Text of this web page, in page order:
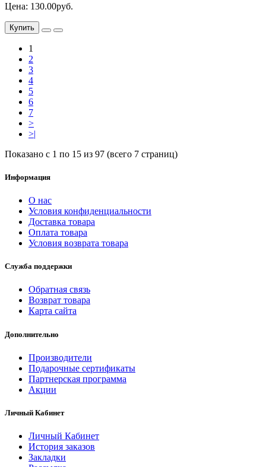
Цена: 130.00руб.
Купить
1
2
3
4
5
6
7
>
>|
Показано с 1 по 15 из 97 (всего 7 страниц)
Информация
О нас
Условия конфиденциальности
Доставка товара
Оплата товара
Условия возврата товара
Служба поддержки
Обратная связь
Возврат товара
Карта сайта
Дополнительно
Производители
Подарочные сертификаты
Партнерская программа
Акции
Личный Кабинет
Личный Кабинет
История заказов
Закладки